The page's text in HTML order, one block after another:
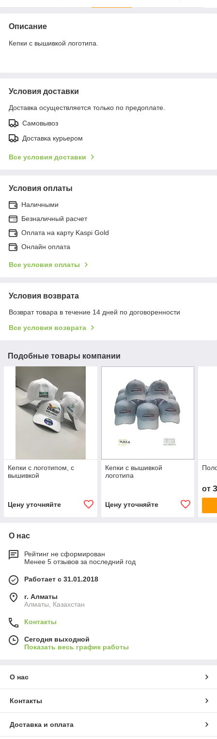
Описание
Кепки с вышивкой логотипа.
Условия доставки
Доставка осуществляется только по предоплате.
Самовывоз
Доставка курьером
Все условия доставки
Условия оплаты
Наличными
Безналичный расчет
Оплата на карту Kaspi Gold
Онлайн оплата
Все условия оплаты
Условия возврата
Возврат товара в течение 14 дней по договоренности
Все условия возврата
Подобные товары компании
Кепки с логотипом, с
вышивкой
Цену уточняйте
Кепки с вышивкой
логотипа
Цену уточняйте
от
О нас
Рейтинг не сформирован
Менее 5 отзывов за последний год
Работает с 31.01.2018
г. Алматы
Алматы, Казахстан
Контакты
Сегодня выходной
Показать весь график работы
О нас
Контакты
Доставка и оплата